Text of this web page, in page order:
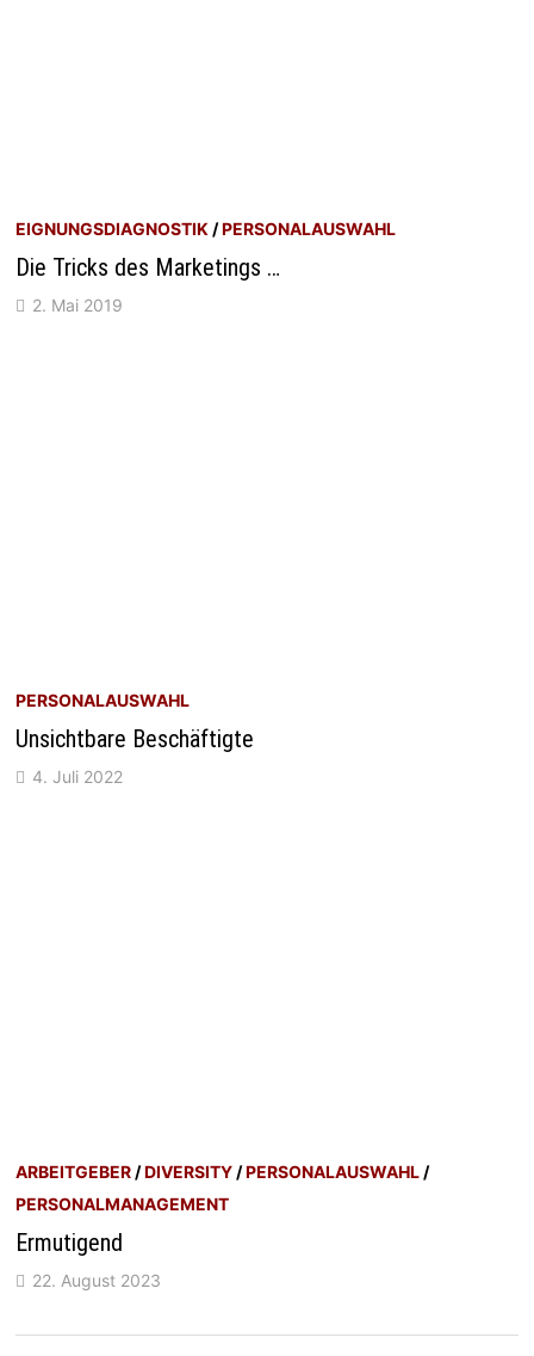
EIGNUNGSDIAGNOSTIK /PERSONALAUSWAHL
Die Tricks des Marketings …
2. Mai 2019
PERSONALAUSWAHL
Unsichtbare Beschäftigte
4. Juli 2022
ARBEITGEBER /DIVERSITY /PERSONALAUSWAHL /
PERSONALMANAGEMENT
Ermutigend
22. August 2023